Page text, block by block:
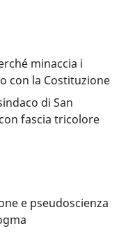
minaccia i
con la Costituzione
di San
fascia tricolore
e pseudoscienza